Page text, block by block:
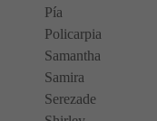
Pía
Policarpia
Samantha
Samira
Serezade